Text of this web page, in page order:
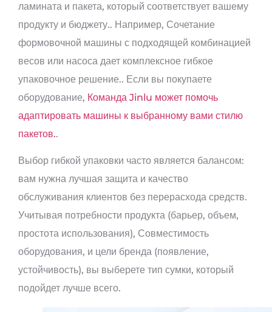
ламината и пакета, который соответствует вашему
продукту и бюджету.. Например, Сочетание
формовочной машины с подходящей комбинацией
весов или насоса дает комплексное гибкое
упаковочное решение.. Если вы покупаете
оборудование, Команда Jinlu может помочь
адаптировать машины к выбранному вами стилю
пакетов..
Выбор гибкой упаковки часто является балансом:
вам нужна лучшая защита и качество
обслуживания клиентов без перерасхода средств.
Учитывая потребности продукта (барьер, объем,
простота использования), Совместимость
оборудования, и цели бренда (появление,
устойчивость), вы выберете тип сумки, который
подойдет лучше всего.